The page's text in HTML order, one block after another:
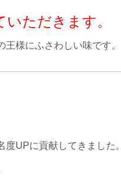
ただきます。
様にふさわしい味です。
度UPに貢献してきました。